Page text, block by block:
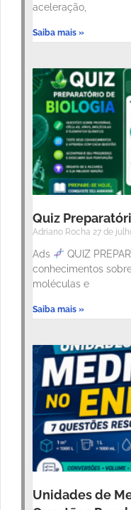
aceleração,
Saiba mais »
Quiz
Adriano Rocha 27 de
Ads
QUIZ
conhecimentos
moléculas e
Saiba mais »
Unidades de